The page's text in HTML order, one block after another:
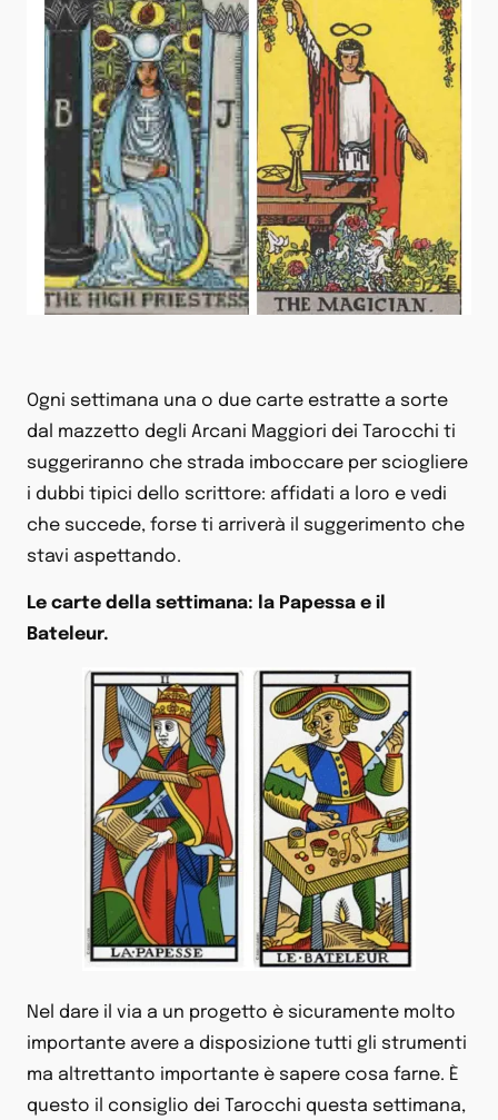
Ogni settimana una o due carte estratte a sorte
dal mazzetto degli Arcani Maggiori dei Tarocchi ti
suggeriranno che strada imboccare per sciogliere
i dubbi tipici dello scrittore: affidati a loro e vedi
che succede, forse ti arriverà il suggerimento che
stavi aspettando.
Le carte della settimana: la Papessa e il
Bateleur.
Nel dare il via a un progetto è sicuramente molto
importante avere a disposizione tutti gli strumenti
ma altrettanto importante è sapere cosa farne. È
questo il consiglio dei Tarocchi questa settimana,